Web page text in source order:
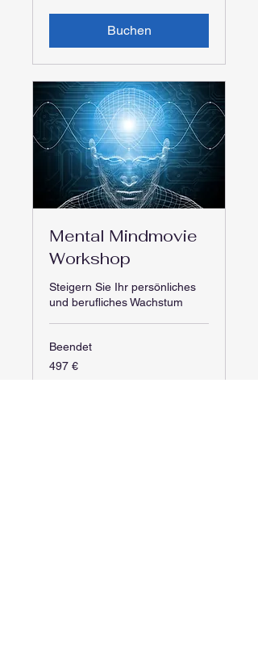
Buchen
Mental Mindmovie
Workshop
Steigern Sie Ihr persönliches
und berufliches Wachstum
Beendet
497
Euro
497 €